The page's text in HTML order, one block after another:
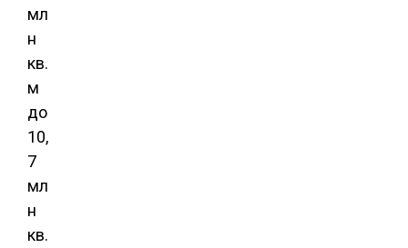
мл
н
кв.
м
до
10,
7
мл
н
кв.